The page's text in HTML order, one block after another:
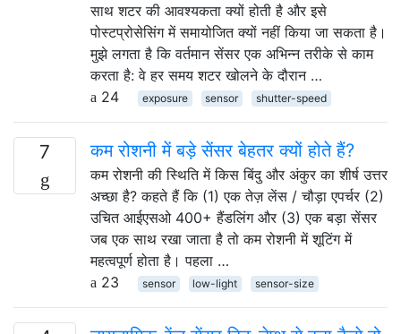
साथ शटर की आवश्यकता क्यों होती है और इसे
पोस्टप्रोसेसिंग में समायोजित क्यों नहीं किया जा सकता है।
मुझे लगता है कि वर्तमान सेंसर एक अभिन्न तरीके से काम
करता है: वे हर समय शटर खोलने के दौरान …
24
exposure sensor shutter-speed
7 कम रोशनी में बड़े सेंसर बेहतर क्यों होते हैं?
कम रोशनी की स्थिति में किस बिंदु और अंकुर का शीर्ष उत्तर
अच्छा है? कहते हैं कि (1) एक तेज़ लेंस / चौड़ा एपर्चर (2)
उचित आईएसओ 400+ हैंडलिंग और (3) एक बड़ा सेंसर
जब एक साथ रखा जाता है तो कम रोशनी में शूटिंग में
महत्वपूर्ण होता है। पहला …
23
sensor low-light sensor-size